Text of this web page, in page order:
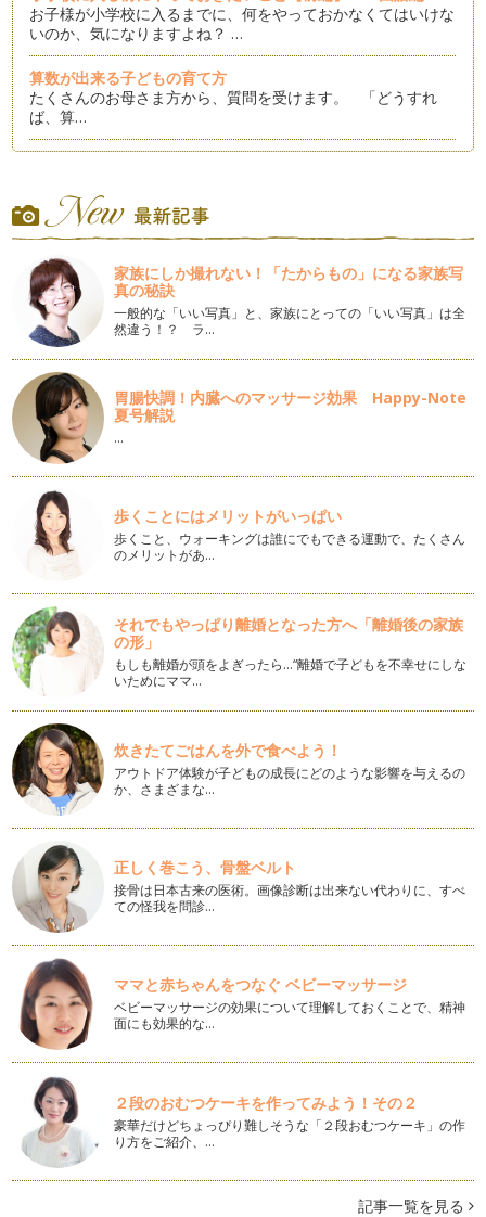
お子様が小学校に入るまでに、何をやっておかなくてはいけな
いのか、気になりますよね？ …
算数が出来る子どもの育て方
たくさんのお母さま方から、質問を受けます。 「どうすれ
ば、算…
そ…
数字に強い子どもを育てましょう
「謹賀新年」 ２０１３年が始まりましたね。みなさま、どん
な新…
クリスマスの楽しみ方～アドベントカレンダー～
クリスマスが近づいてきましたね。街のクリスマスツリーの飾
りつけや、流れてくる音楽を聞くだけ…
お子様の習い事、何をなさっていますか（後編）
さて、前回、「お子様の習い事、なにをなさっていますか？」
（前編）では、習い事の第１位～３位…
お子様の習い事、何をなさっていますか？（前編）
みなさんのお子様は、どんな習い事をされていますか？ ハッ
ピー…
算数の「図形」に強い子の作り方
「計算」だけが出来ても、「算数」が出来る子どもになるとは
限りません。「算数」が出来るには、…
中学受験を考えているご家庭へ
昨今は、いじめなど、公教育に対する不安や、わが子に出来る
だけいい教育を・・・とお考えになる…
暮らしの中で身につける「さんすう」
さて、私の提唱している、「暮らしの中で身につけるさんす
う」の中で、今日お話しするのは、「割…
お子様の時間の管理、どうしていますか？
小さなお子様をお持ちのママは、一日中忙しいですよね。さら
に、ワーキングママはもっと大変でし…
計算が得意になる方法
さて、いよいよ新学期が始まりましたね。私は、仕事柄、「算
数が出来る子どもになってほしいので…
算数工作～時計を作ろう
夏休みの算数教室で、「算数工作～時計を作ろう」を行いまし
た。幼稚園のお子さんなら、ママが少…
トランプ遊びで数を覚えましょう
夏休み真っただ中ですね！ この時期は、パパがお休みだった
り、家族で旅行に行ったりすることが…
ドリルの使い方
いよいよ夏休みですね。私がいつもお話ししているように、小
家族にしか撮れない！「たからもの」になる家族写
真の秘訣
一般的な「いい写真」と、家族にとっての「いい写真」は全
然違う！？ ラ…
胃腸快調！内臓へのマッサージ効果 Happy-Note
夏号解説
…
歩くことにはメリットがいっぱい
歩くこと、ウォーキングは誰にでもできる運動で、たくさん
のメリットがあ…
それでもやっぱり離婚となった方へ「離婚後の家族
の形」
もしも離婚が頭をよぎったら…“離婚で子どもを不幸せにしな
いためにママ…
炊きたてごはんを外で食べよう！
アウトドア体験が子どもの成長にどのような影響を与えるの
か、さまざまな…
正しく巻こう、骨盤ベルト
接骨は日本古来の医術。画像診断は出来ない代わりに、すべ
ての怪我を問診…
ママと赤ちゃんをつなぐ ベビーマッサージ
ベビーマッサージの効果について理解しておくことで、精神
面にも効果的な…
２段のおむつケーキを作ってみよう！その２
豪華だけどちょっぴり難しそうな「２段おむつケーキ」の作
り方をご紹介、…
記事一覧を見る